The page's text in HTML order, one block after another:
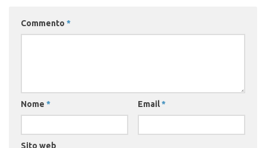
Commento *
Nome * Email*
Sito web